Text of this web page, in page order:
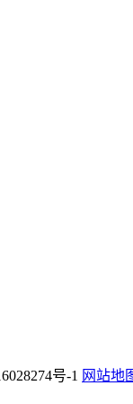
号-1 网站地